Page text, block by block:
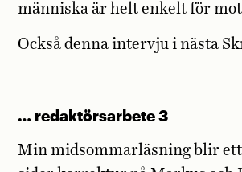
människa är helt enkelt för
Också denna intervju i nästa
… redaktörsarbete 3
Min midsommarläsning blir